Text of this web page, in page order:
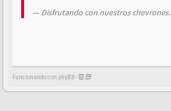
Disfrutando con nuestros chevrones.
Funcionando con phpBB -